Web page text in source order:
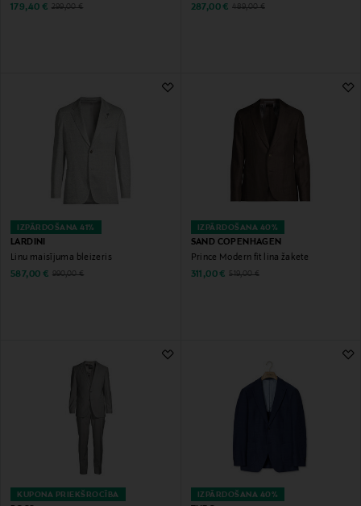
Discounted Price
179,40 € Original Price
299,00 €
Discounted Price
287,00 € Original Price
489,00 €
IZPĀRDOŠANA 41%
LARDINI
Linu maisījuma bleizeris
Discounted Price
587,00 € Original Price
990,00 €
IZPĀRDOŠANA 40%
SAND COPENHAGEN
Prince Modern fit lina žakete
Discounted Price
311,00 € Original Price
519,00 €
KUPONA PRIEKŠROCĪBA IZPĀRDOŠANA 40%